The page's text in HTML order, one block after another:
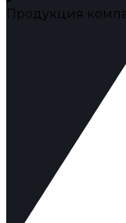
Продукция